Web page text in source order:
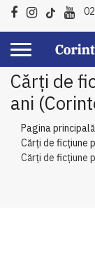
Cărți de
ani
Pagina principală
Cărți de ficțiune
Cărți de ficțiune